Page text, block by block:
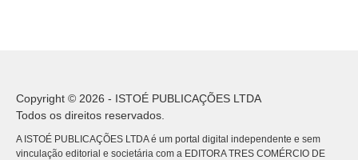
Copyright © 2026 - ISTOÉ PUBLICAÇÕES LTDA
Todos os direitos reservados.
A ISTOÉ PUBLICAÇÕES LTDA é um portal digital independente e sem
vinculação editorial e societária com a EDITORA TRES COMÉRCIO DE